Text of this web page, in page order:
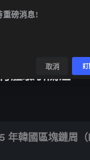
體驗引關注
2025）並參與“Insights
年韓國區塊鏈周
重磅消息!
取消 訂